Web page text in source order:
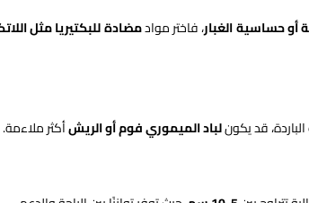
حساسية الغبار، فاختر موادمضادة للبكتيريا مثل
قد يكونلباد الميموري فوم أو الريشأكثر ملاءمة.